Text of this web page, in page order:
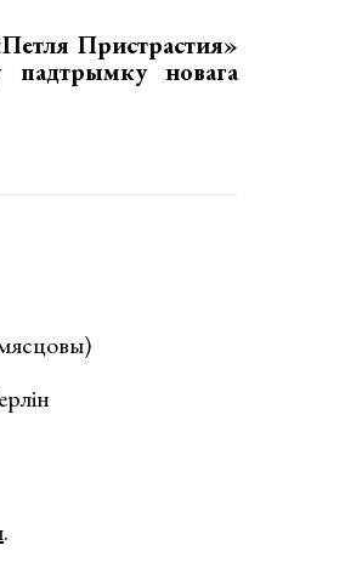
Пристрастия»
новага
.